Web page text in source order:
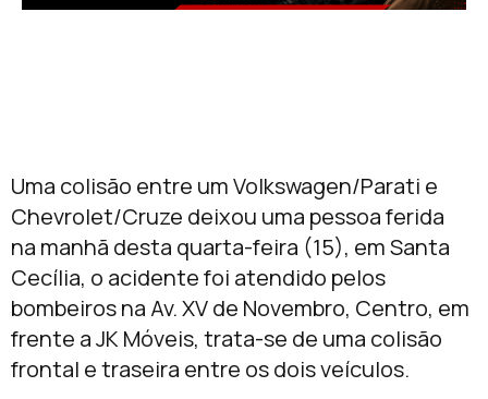
Uma colisão entre um Volkswagen/Parati e
Chevrolet/Cruze deixou uma pessoa ferida
na manhã desta quarta-feira (15), em Santa
Cecília, o acidente foi atendido pelos
bombeiros na Av. XV de Novembro, Centro, em
frente a JK Móveis, trata-se de uma colisão
frontal e traseira entre os dois veículos.